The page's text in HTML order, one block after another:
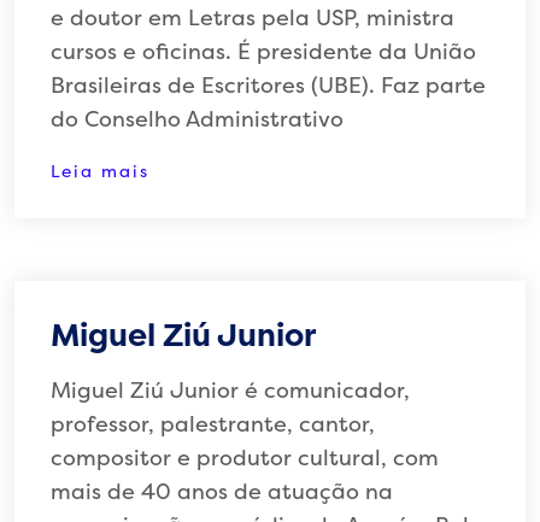
e doutor em Letras pela USP, ministra
cursos e oficinas. É presidente da União
Brasileiras de Escritores (UBE). Faz parte
do Conselho Administrativo
Leia mais
Miguel Ziú Junior
Miguel Ziú Junior é comunicador,
professor, palestrante, cantor,
compositor e produtor cultural, com
mais de 40 anos de atuação na